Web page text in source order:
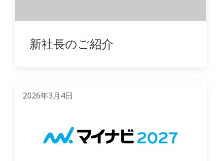
新社長のご紹介
2026年3月4日